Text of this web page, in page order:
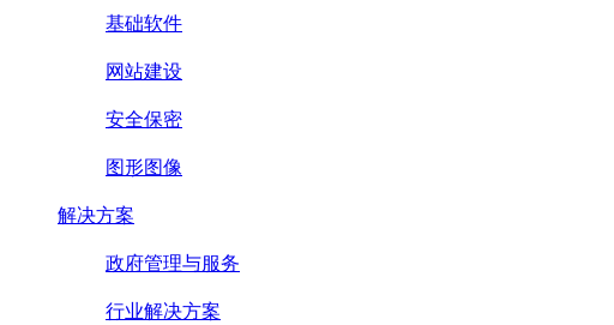
基础软件
网站建设
安全保密
图形图像
解决方案
政府管理与服务
行业解决方案